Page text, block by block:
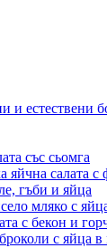
и естествени
със сьомга
яйчна салата
гъби и яйца
мляко с
с бекон и
с яйца в